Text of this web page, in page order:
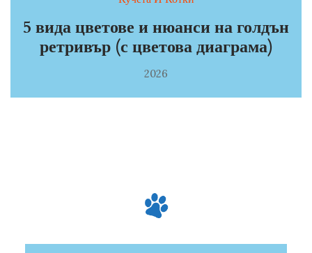
5 вида цветове и нюанси на голдън
ретривър (с цветова диаграма)
2026